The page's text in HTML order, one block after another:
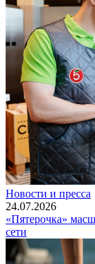
Новости и пресса
24.07.2026
«Пятерочка»
сети